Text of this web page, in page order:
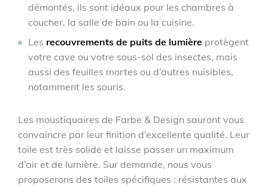
démontés, ils sont idéaux pour les chambres à
coucher, la salle de bain ou la cuisine.
Les recouvrements de puits de lumière protègent
votre cave ou votre sous-sol des insectes, mais
aussi des feuilles mortes ou d’autres nuisibles,
notamment les souris.
Les moustiquaires de Farbe & Design sauront vous
convaincre par leur finition d’excellente qualité. Leur
toile est très solide et laisse passer un maximum
d’air et de lumière. Sur demande, nous vous
proposerons des toiles spécifiques : résistantes aux